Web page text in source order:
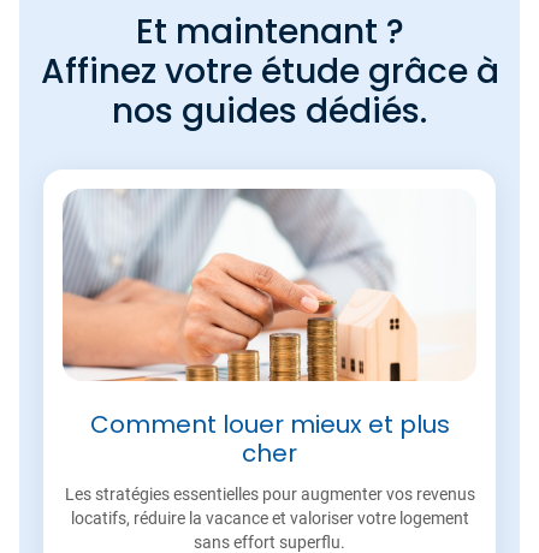
Et maintenant ?
Affinez votre étude grâce à
nos guides dédiés.
Comment louer mieux et plus
cher
Les stratégies essentielles pour augmenter vos revenus
locatifs, réduire la vacance et valoriser votre logement
sans effort superflu.